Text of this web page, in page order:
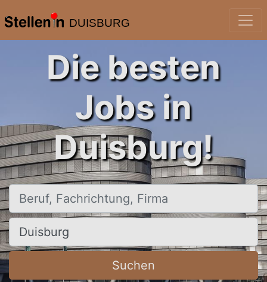
DUISBURG
Die besten
Jobs in
Duisburg!
Beruf, Fachrichtung, Firma
Ort, Stadt
Suchen